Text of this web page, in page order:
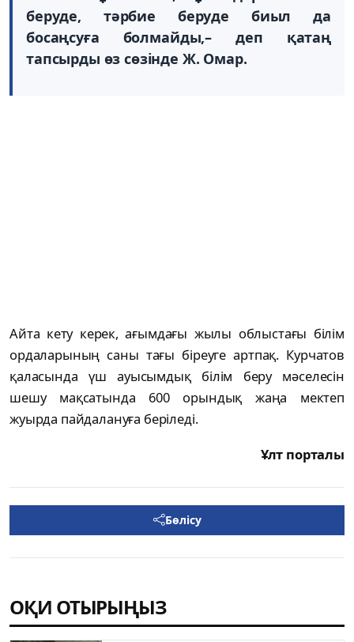
беруде, тәрбие беруде биыл да
босаңсуға болмайды,– деп қатаң
тапсырды өз сөзінде Ж. Омар.
Айта кету керек, ағымдағы жылы облыстағы білім
ордаларының саны тағы біреуге артпақ. Курчатов
қаласында үш ауысымдық білім беру мәселесін
шешу мақсатында 600 орындық жаңа мектеп
жуырда пайдалануға беріледі.
Ұлт порталы
Бөлісу
ОҚИ ОТЫРЫҢЫЗ